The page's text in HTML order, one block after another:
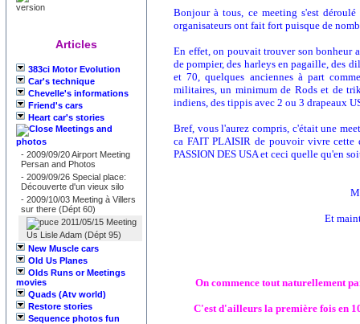
version
Articles
383ci Motor Evolution
Car's technique
Chevelle's informations
Friend's cars
Heart car's stories
Meetings and
photos
- 2009/09/20 Airport Meeting
Persan and Photos
- 2009/09/26 Special place:
Découverte d'un vieux silo
- 2009/10/03 Meeting à Villers
sur there (Dépt 60)
2011/05/15 Meeting
Us Lisle Adam (Dépt 95)
New Muscle cars
Old Us Planes
Olds Runs or Meetings
movies
Quads (Atv world)
Restore stories
Sequence photos fun
Bonjour à tous, ce meeting s'est
organisateurs ont fait fort puisque de
En effet, on pouvait trouver son bonheur
de pompier, des harleys en pagaille, des
et 70, quelques anciennes à part
militaires, un minimum de Rods et de
indiens, des tippis avec 2 ou 3 drapeaux
Bref, vous l'aurez compris, c'était une
ca FAIT PLAISIR de pouvoir vivre cette
PASSION DES USA et ceci quelle qu'en
Et
On commence tout naturellement
C'est d'ailleurs la première fois en